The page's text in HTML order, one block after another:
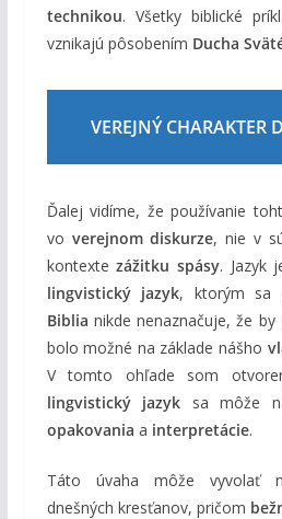
technikou. Všetky biblické
vznikajú pôsobením Ducha
VEREJNÝ CHARAKTER
Ďalej vidíme, že používanie
vo verejnom diskurze, nie v
kontextezážitku spásy. Jazyk
lingvistický jazyk, ktorým sa
Biblia nikde nenaznačuje, že by
bolo možné na základe nášho
V tomto ohľade som
lingvistický jazyk sa môže
opakovania a interpretácie.
Táto úvaha môže vyvolať
dnešných kresťanov, pričom